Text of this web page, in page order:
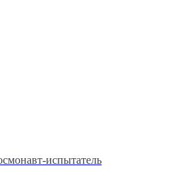
испытатель